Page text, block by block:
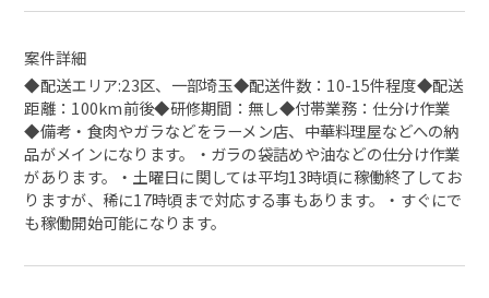
案件詳細
◆配送エリア:23区、一部埼玉◆配送件数：10-15件程度◆配送
距離：100km前後◆研修期間：無し◆付帯業務：仕分け作業
◆備考・食肉やガラなどをラーメン店、中華料理屋などへの納
品がメインになります。・ガラの袋詰めや油などの仕分け作業
があります。・土曜日に関しては平均13時頃に稼働終了してお
りますが、稀に17時頃まで対応する事もあります。・すぐにで
も稼働開始可能になります。